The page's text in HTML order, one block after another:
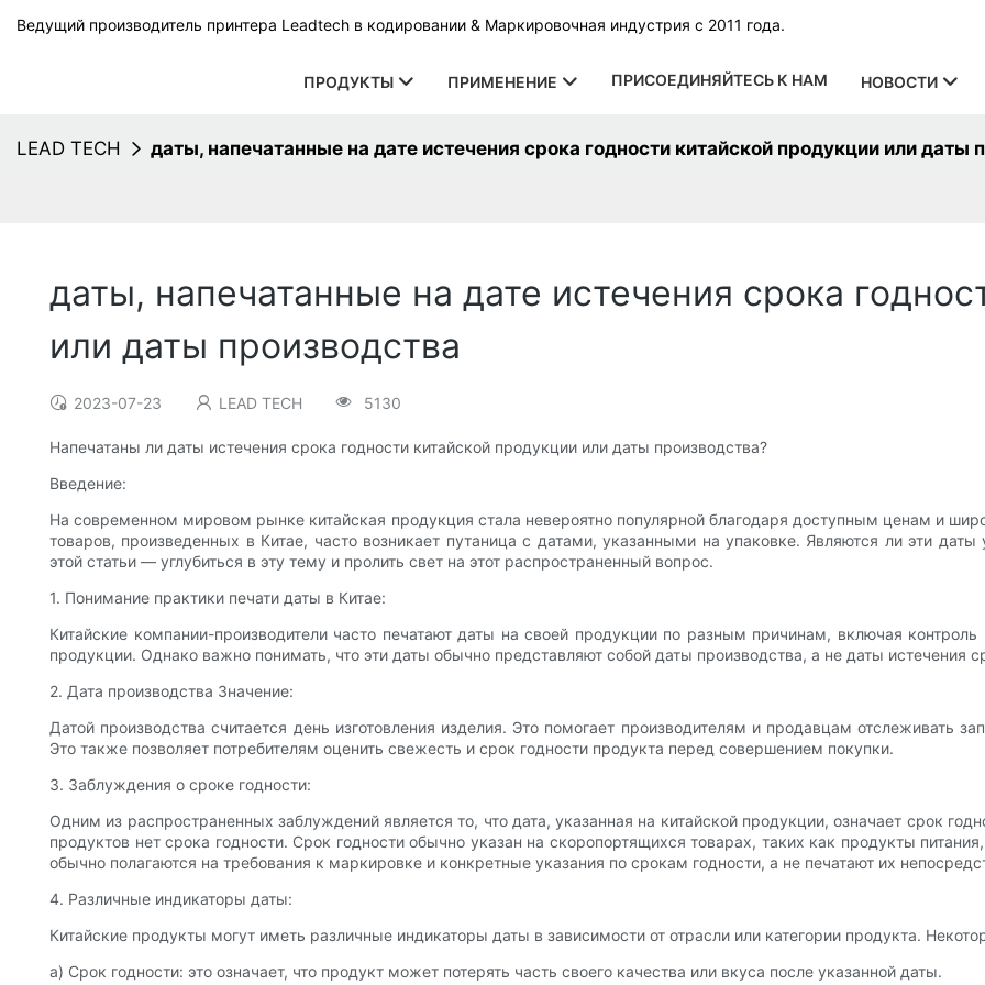
Ведущий производитель принтера Leadtech в кодировании & Маркировочная индустрия с 2011 года.
ПРОДУКТЫ ПРИМЕНЕНИЕ ПРИСОЕДИНЯЙТЕСЬ К НАМ НОВОСТИ
LEAD TECH даты, напечатанные на дате истечения срока годности китайской продукции или даты
даты, напечатанные на дате истечения срока
или даты производства
2023-07-23 LEAD TECH 5130
Напечатаны ли даты истечения срока годности китайской продукции или даты производства?
Введение:
На современном мировом рынке китайская продукция стала невероятно популярной благодаря доступным ценам и
товаров, произведенных в Китае, часто возникает путаница с датами, указанными на упаковке. Являются ли эти
этой статьи — углубиться в эту тему и пролить свет на этот распространенный вопрос.
1. Понимание практики печати даты в Китае:
Китайские компании-производители часто печатают даты на своей продукции по разным причинам, включая
продукции. Однако важно понимать, что эти даты обычно представляют собой даты производства, а не даты истечения
2. Дата производства Значение:
Датой производства считается день изготовления изделия. Это помогает производителям и продавцам отслеживать
Это также позволяет потребителям оценить свежесть и срок годности продукта перед совершением покупки.
3. Заблуждения о сроке годности:
Одним из распространенных заблуждений является то, что дата, указанная на китайской продукции, означает срок
продуктов нет срока годности. Срок годности обычно указан на скоропортящихся товарах, таких как продукты
обычно полагаются на требования к маркировке и конкретные указания по срокам годности, а не печатают их
4. Различные индикаторы даты:
Китайские продукты могут иметь различные индикаторы даты в зависимости от отрасли или категории продукта.
а) Срок годности: это означает, что продукт может потерять часть своего качества или вкуса после указанной даты.